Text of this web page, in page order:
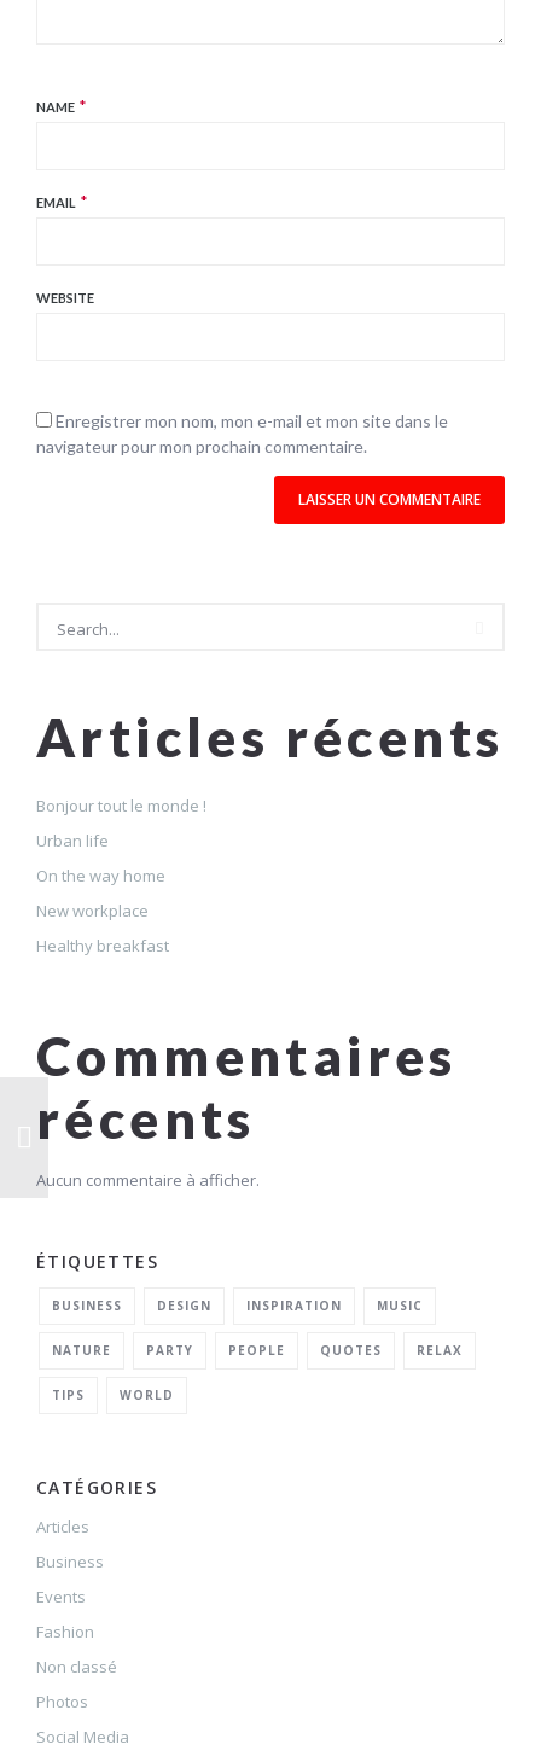
NAME *
EMAIL *
WEBSITE
Enregistrer mon nom, mon e-mail et mon site dans le
navigateur pour mon prochain commentaire.
Rechercher
Articles récents
Bonjour tout le monde !
Urban life
On the way home
New workplace
Healthy breakfast
Commentaires
récents
Aucun commentaire à afficher.
ÉTIQUETTES
BUSINESS DESIGN INSPIRATION MUSIC
NATURE PARTY PEOPLE QUOTES RELAX
TIPS WORLD
CATÉGORIES
Articles
Business
Events
Fashion
Non classé
Photos
Social Media